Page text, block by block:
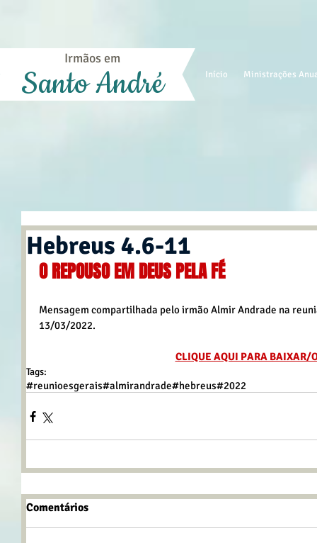
Início Ministrações
Irmãos em
Santo André
Hebreus 4.6-11
O REPOUSO EM DEUS PELA FÉ
Mensagem compartilhada pelo irmão Almir Andrade na
13/03/2022.
CLIQUE AQUI PARA BAIXAR/
Tags:
#reunioesgerais#almirandrade#hebreus#2022
Comentários